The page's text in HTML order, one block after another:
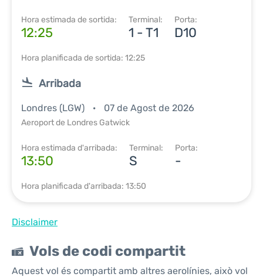
Hora estimada de sortida:
12:25
Terminal:
1 - T1
Porta:
D10
Hora planificada de sortida: 12:25
Arribada
Londres (LGW) 07 de Agost de 2026
Aeroport de Londres Gatwick
Hora estimada d'arribada:
13:50
Terminal:
S
Porta:
-
Hora planificada d'arribada: 13:50
Disclaimer
Vols de codi compartit
Aquest vol és compartit amb altres aerolínies, això vol